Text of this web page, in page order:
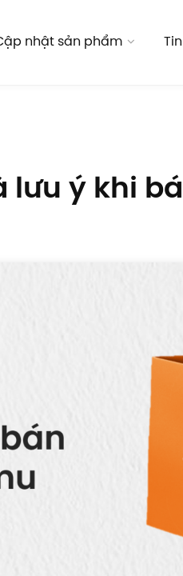
nhật sản phẩm
lưu ý khi